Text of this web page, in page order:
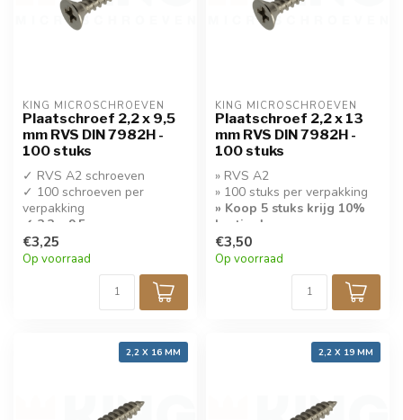
KING MICROSCHROEVEN
Plaatschroef 2,2 x 9,5
mm RVS DIN 7982H -
100 stuks
✓ RVS A2 schroeven
✓ 100 schroeven per
verpakking
✓ 2,2 x 9,5 mm
€3,25
Op voorraad
KING MICROSCHROEVEN
Plaatschroef 2,2 x 13
mm RVS DIN 7982H -
100 stuks
» RVS A2
» 100 stuks per verpakking
» Koop 5 stuks krijg 10%
korting!
€3,50
Op voorraad
2,2 X 16 MM 2,2 X 19 MM